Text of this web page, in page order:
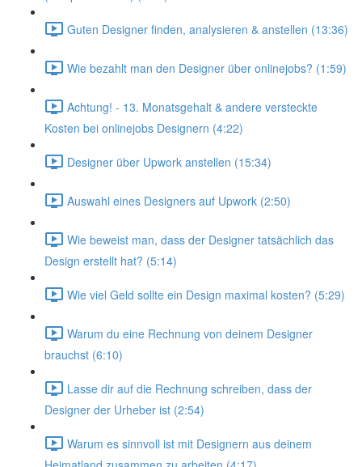
Guten Designer finden, analysieren & anstellen (13:36)
Wie bezahlt man den Designer über onlinejobs? (1:59)
Achtung! - 13. Monatsgehalt & andere versteckte
Kosten bei onlinejobs Designern (4:22)
Designer über Upwork anstellen (15:34)
Auswahl eines Designers auf Upwork (2:50)
Wie beweist man, dass der Designer tatsächlich das
Design erstellt hat? (5:14)
Wie viel Geld sollte ein Design maximal kosten? (5:29)
Warum du eine Rechnung von deinem Designer
brauchst (6:10)
Lasse dir auf die Rechnung schreiben, dass der
Designer der Urheber ist (2:54)
Warum es sinnvoll ist mit Designern aus deinem